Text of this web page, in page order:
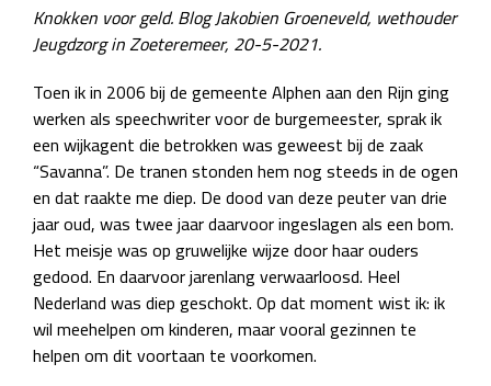
Knokken voor geld. Blog Jakobien Groeneveld, wethouder
Jeugdzorg in Zoeteremeer, 20-5-2021.
Toen ik in 2006 bij de gemeente Alphen aan den Rijn ging
werken als speechwriter voor de burgemeester, sprak ik
een wijkagent die betrokken was geweest bij de zaak
“Savanna”. De tranen stonden hem nog steeds in de ogen
en dat raakte me diep. De dood van deze peuter van drie
jaar oud, was twee jaar daarvoor ingeslagen als een bom.
Het meisje was op gruwelijke wijze door haar ouders
gedood. En daarvoor jarenlang verwaarloosd. Heel
Nederland was diep geschokt. Op dat moment wist ik: ik
wil meehelpen om kinderen, maar vooral gezinnen te
helpen om dit voortaan te voorkomen.